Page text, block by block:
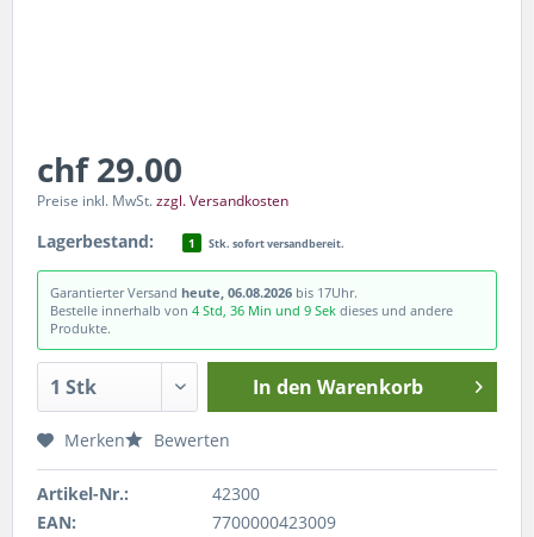
chf 29.00
Preise inkl. MwSt.zzgl. Versandkosten
Lagerbestand: 1 Stk. sofort versandbereit.
Garantierter Versand heute, 06.08.2026 bis 17Uhr.
Bestelle innerhalb von 4 Std, 36 Min und 9 Sek dieses und andere
Produkte.
In den Warenkorb
Merken Bewerten
Artikel-Nr.:
42300
EAN:
7700000423009